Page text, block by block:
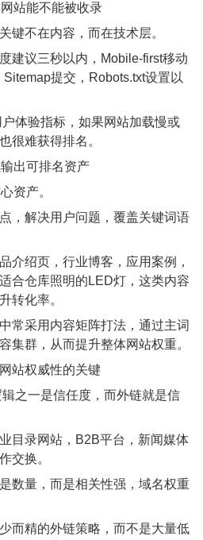
站能不能被收录
不在内容，而在技术层。
议三秒以内，Mobile-first移动
提交，Robots.txt设置以
验指标，如果网站加载慢或
很难获得排名。
出可排名资产
资产。
解决用户问题，覆盖关键词语
绍页，行业博客，应用案例，
合仓库照明的LED灯，这类内容
转化率。
采用内容矩阵打法，通过主词
集群，从而提升整体网站权重。
权威性的关键
一是信任度，而外链就是信
录网站，B2B平台，新闻媒体
交换。
量，而是相关性强，域名权重
精的外链策略，而不是大量低